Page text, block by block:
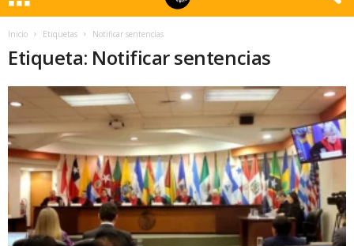
Inicio Etiquetas Notificar sentencias
Etiqueta: Notificar sentencias